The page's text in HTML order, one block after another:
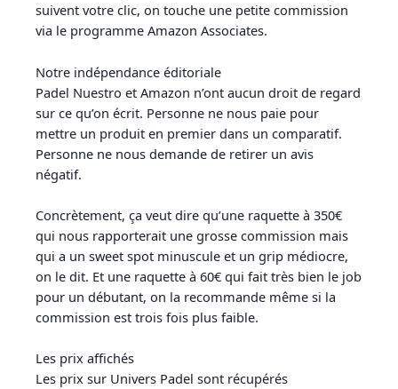
suivent votre clic, on touche une petite commission
via le programme Amazon Associates.
Notre indépendance éditoriale
Padel Nuestro et Amazon n’ont aucun droit de regard
sur ce qu’on écrit. Personne ne nous paie pour
mettre un produit en premier dans un comparatif.
Personne ne nous demande de retirer un avis
négatif.
Concrètement, ça veut dire qu’une raquette à 350€
qui nous rapporterait une grosse commission mais
qui a un sweet spot minuscule et un grip médiocre,
on le dit. Et une raquette à 60€ qui fait très bien le job
pour un débutant, on la recommande même si la
commission est trois fois plus faible.
Les prix affichés
Les prix sur Univers Padel sont récupérés